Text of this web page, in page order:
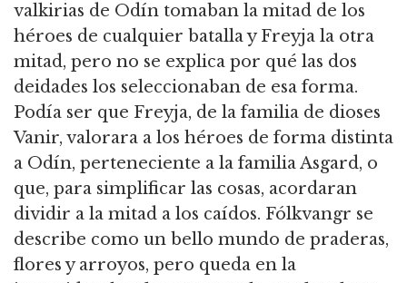
valkirias de Odín tomaban la mitad de los
héroes de cualquier batalla y Freyja la otra
mitad, pero no se explica por qué las dos
deidades los seleccionaban de esa forma.
Podía ser que Freyja, de la familia de dioses
Vanir, valorara a los héroes de forma distinta
a Odín, perteneciente a la familia Asgard, o
que, para simplificar las cosas, acordaran
dividir a la mitad a los caídos. Fólkvangr se
describe como un bello mundo de praderas,
flores y arroyos, pero queda en la